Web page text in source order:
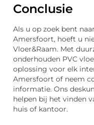
Conclusie
Als u op zoek bent
Amersfoort, hoeft u
Vloer&Raam. Met
onderhouden PVC
oplossing voor elk
Amersfoort of neem
informatie. Ons
helpen bij het vinden
huis of kantoor.